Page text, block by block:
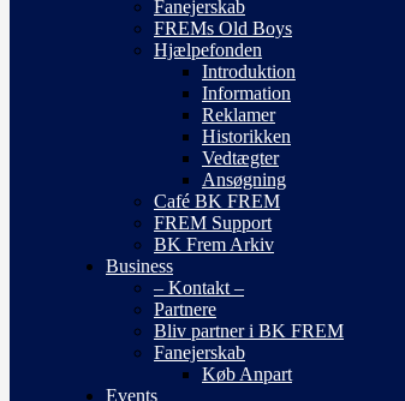
Fanejerskab
FREMs Old Boys
Hjælpefonden
Introduktion
Information
Reklamer
Historikken
Vedtægter
Ansøgning
Café BK FREM
FREM Support
BK Frem Arkiv
Business
– Kontakt –
Partnere
Bliv partner i BK FREM
Fanejerskab
Køb Anpart
Events